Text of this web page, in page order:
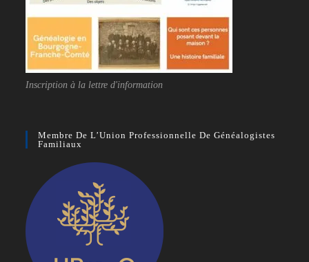
Inscription à la lettre d'information
Membre De L’Union Professionnelle De Généalogistes
Familiaux